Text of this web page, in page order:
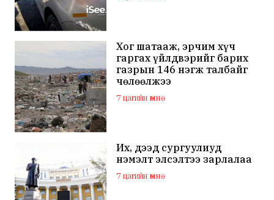
байна
Хог шатааж, эрчим хүч
гаргах үйлдвэрийг барих
газрын 146 нэгж талбайг
чөлөөлжээ
7 цагийн өмнө
Их, дээд сургуулиуд
нэмэлт элсэлтээ зарлалаа
7 цагийн өмнө